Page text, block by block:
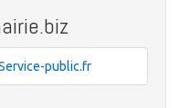
public.fr